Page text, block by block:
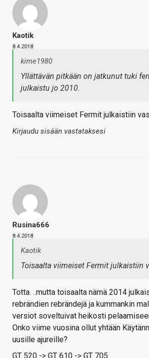
Kaotik
8.4.2018
kime1980
Yllättävän pitkään on jatkunut tuki
julkaistu jo 2010.
Toisaalta viimeiset Fermit julkaistiin
Kirjaudu sisään vastataksesi
Rusina666
8.4.2018
Kaotik
Toisaalta viimeiset Fermit julkaistiin
Totta. ..mutta toisaalta nämä 2014
rebrändien rebrändejä ja kummankin
versiot soveltuivat heikosti
Onko viime vuosina ollut yhtään
uusille ajureille?
GT 520 -> GT 610 -> GT 705